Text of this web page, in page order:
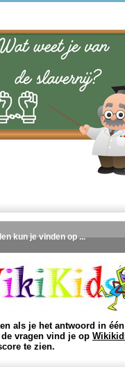
kun je vinden op ...
als je het antwoord in
vragen vind je op
te zien.